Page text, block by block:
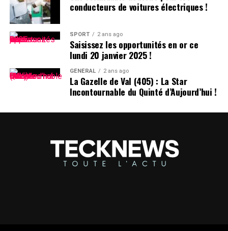
conducteurs de voitures électriques !
SPORT 2 ans ago
Saisissez les opportunités en or ce
lundi 20 janvier 2025 !
GÉNÉRAL 2 ans ago
La Gazelle de Val (405) : La Star
Incontournable du Quinté d’Aujourd’hui !